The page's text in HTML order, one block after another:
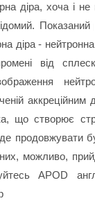
діра, хоча і не
Показаний
діра - нейтронна
від
аккреційним
що створює
продовжувати
можливо,
APOD